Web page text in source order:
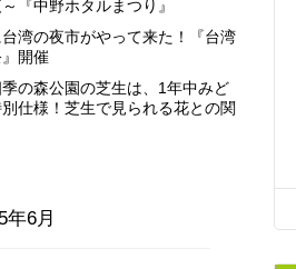
『中野ホタルまつり』
湾の夜市がやって来た！『台湾
開催
の森公園の芝生は、1年中みど
別仕様！芝生で見られる花との関
年6月